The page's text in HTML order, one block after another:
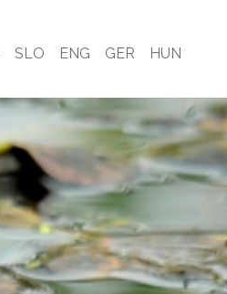
SLO ENG GER HUN